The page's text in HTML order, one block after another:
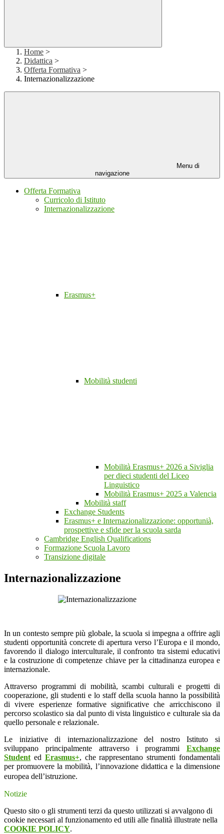
Home >
Didattica >
Offerta Formativa >
Internazionalizzazione
Menu di
navigazione
Offerta Formativa
Curricolo di Istituto
Internazionalizzazione
Erasmus+
Mobilità studenti
Mobilità Erasmus+ 2026 a Siviglia
per dieci studenti del Liceo
Linguistico
Mobilità Erasmus+ 2025 a Valencia
Mobilità staff
Exchange Students
Erasmus+ e Internazionalizzazione: opportunià,
prospettive e sfide per la scuola sarda
Cambridge English Qualifications
Formazione Scuola Lavoro
Transizione digitale
Internazionalizzazione
In un contesto sempre più globale, la scuola si impegna a offrire agli
studenti opportunità concrete di apertura verso l’Europa e il mondo,
favorendo il dialogo interculturale, il confronto tra sistemi educativi
e la costruzione di competenze chiave per la cittadinanza europea e
internazionale.
Attraverso programmi di mobilità, scambi culturali e progetti di
cooperazione, gli studenti e lo staff della scuola hanno la possibilità
di vivere esperienze formative significative che arricchiscono il
percorso scolastico sia dal punto di vista linguistico e culturale sia da
quello personale e relazionale.
Le iniziative di internazionalizzazione del nostro Istituto si
sviluppano principalmente attraverso i programmi Exchange
Student ed Erasmus+, che rappresentano strumenti fondamentali
per promuovere la mobilità, l’innovazione didattica e la dimensione
europea dell’istruzione.
Notizie
Questo sito o gli strumenti terzi da questo utilizzati si avvalgono di
cookie necessari al funzionamento ed utili alle finalità illustrate nella
COOKIE POLICY.